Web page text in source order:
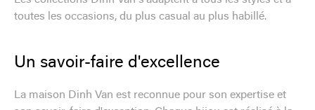
toutes les occasions, du plus casual au plus habillé.
Un savoir-faire d'excellence
La maison Dinh Van est reconnue pour son expertise et